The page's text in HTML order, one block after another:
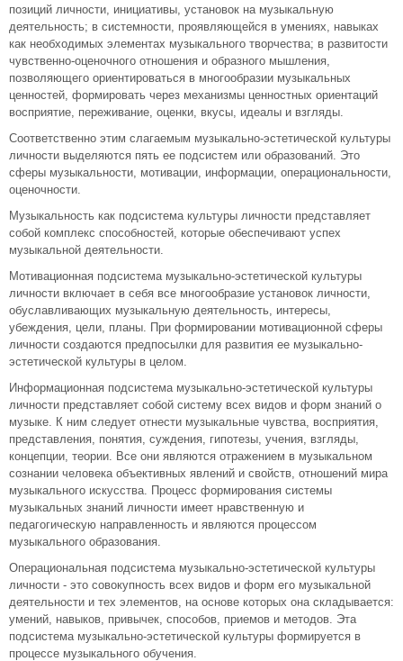
позиций личности, инициативы, установок на музыкальную
деятельность; в системности, проявляющейся в умениях, навыках
как необходимых элементах музыкального творчества; в развитости
чувственно-оценочного отношения и образного мышления,
позволяющего ориентироваться в многообразии музыкальных
ценностей, формировать через механизмы ценностных ориентаций
восприятие, переживание, оценки, вкусы, идеалы и взгляды.
Соответственно этим слагаемым музыкально-эстетической культуры
личности выделяются пять ее подсистем или образований. Это
сферы музыкальности, мотивации, информации, операциональности,
оценочности.
Музыкальность как подсистема культуры личности представляет
собой комплекс способностей, которые обеспечивают успех
музыкальной деятельности.
Мотивационная подсистема музыкально-эстетической культуры
личности включает в себя все многообразие установок личности,
обуславливающих музыкальную деятельность, интересы,
убеждения, цели, планы. При формировании мотивационной сферы
личности создаются предпосылки для развития ее музыкально-
эстетической культуры в целом.
Информационная подсистема музыкально-эстетической культуры
личности представляет собой систему всех видов и форм знаний о
музыке. К ним следует отнести музыкальные чувства, восприятия,
представления, понятия, суждения, гипотезы, учения, взгляды,
концепции, теории. Все они являются отражением в музыкальном
сознании человека объективных явлений и свойств, отношений мира
музыкального искусства. Процесс формирования системы
музыкальных знаний личности имеет нравственную и
педагогическую направленность и являются процессом
музыкального образования.
Операциональная подсистема музыкально-эстетической культуры
личности - это совокупность всех видов и форм его музыкальной
деятельности и тех элементов, на основе которых она складывается:
умений, навыков, привычек, способов, приемов и методов. Эта
подсистема музыкально-эстетической культуры формируется в
процессе музыкального обучения.